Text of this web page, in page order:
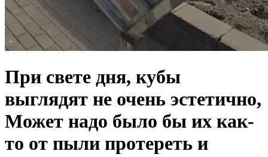
При свете дня, кубы
выглядят не очень эстетично,
Может надо было бы их как-
то от пыли протереть и